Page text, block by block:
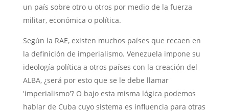
un país sobre otro u otros por medio de la fuerza
militar, económica o política.
Según la RAE, existen muchos países que recaen en
la definición de imperialismo. Venezuela impone su
ideología política a otros países con la creación del
ALBA, ¿será por esto que se le debe llamar
'imperialismo'? O bajo esta misma lógica podemos
hablar de Cuba cuyo sistema es influencia para otras